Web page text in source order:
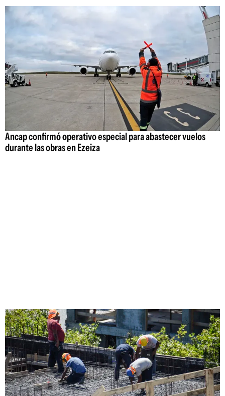
Ancap confirmó operativo especial para abastecer vuelos
durante las obras en Ezeiza